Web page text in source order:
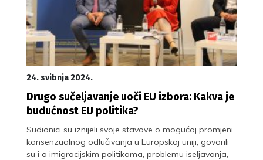
24. svibnja 2024.
Drugo sučeljavanje uoči EU izbora: Kakva je
budućnost EU politika?
Sudionici su iznijeli svoje stavove o mogućoj promjeni
konsenzualnog odlučivanja u Europskoj uniji, govorili
su i o imigracijskim politikama, problemu iseljavanja,